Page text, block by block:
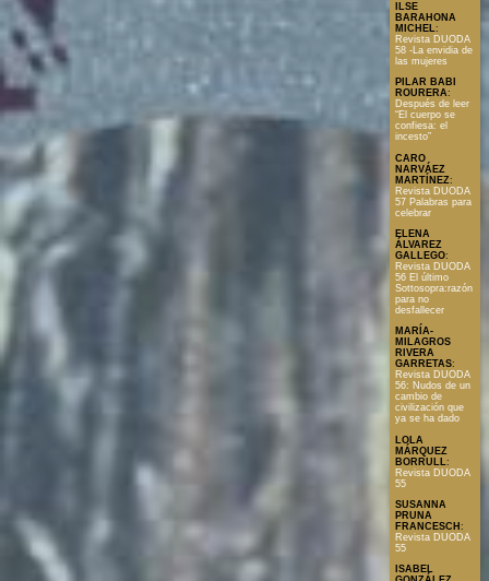
ILSE
BARAHONA
MICHEL:
Revista DUODA
58 -La envidia de
las mujeres
PILAR BABI
ROURERA:
Después de leer
“El cuerpo se
confiesa: el
incesto”
CARO
NARVÁEZ
MARTÍNEZ:
Revista DUODA
57 Palabras para
celebrar
ELENA
ÁLVAREZ
GALLEGO:
Revista DUODA
56 El último
Sottosopra:razón
para no
desfallecer
MARÍA-
MILAGROS
RIVERA
GARRETAS:
Revista DUODA
56: Nudos de un
cambio de
civilización que
ya se ha dado
LOLA
MÁRQUEZ
BORRULL :
Revista DUODA
55
SUSANNA
PRUNA
FRANCESCH :
Revista DUODA
55
ISABEL